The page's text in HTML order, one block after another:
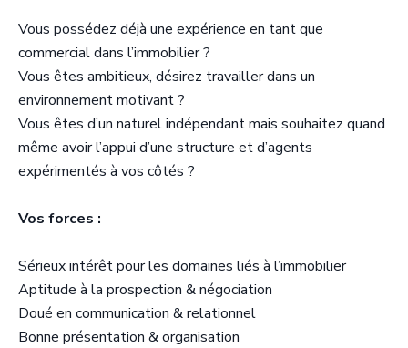
Vous possédez déjà une expérience en tant que
commercial dans l’immobilier ?
Vous êtes ambitieux, désirez travailler dans un
environnement motivant ?
Vous êtes d’un naturel indépendant mais souhaitez quand
même avoir l’appui d’une structure et d’agents
expérimentés à vos côtés ?
Vos forces :
Sérieux intérêt pour les domaines liés à l’immobilier
Aptitude à la prospection & négociation
Doué en communication & relationnel
Bonne présentation & organisation